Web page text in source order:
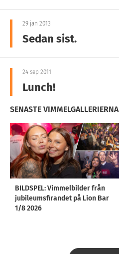
29 jan 2013
Sedan sist.
24 sep 2011
Lunch!
SENASTE VIMMELGALLERIERNA
BILDSPEL: Vimmelbilder från
jubileumsfirandet på Lion Bar
1/8 2026